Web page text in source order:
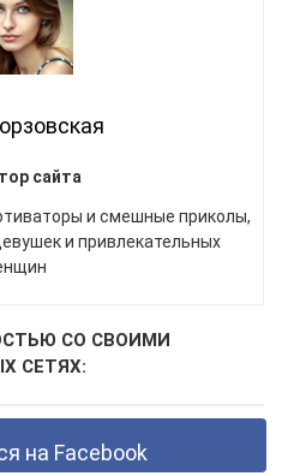
сайта
и смешные приколы,
и привлекательных
СО СВОИМИ
СЕТЯХ:
на Facebook